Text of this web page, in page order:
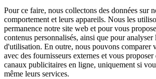
Pour ce faire, nous collectons des données sur
comportement et leurs appareils. Nous les
permanence notre site web et pour vous
contenus personnalisés, ainsi que pour analyser
d'utilisation. En outre, nous pouvons comparer
avec des fournisseurs externes et vous
canaux publicitaires en ligne, uniquement si
même leurs services.